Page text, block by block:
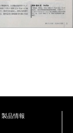
製品情報